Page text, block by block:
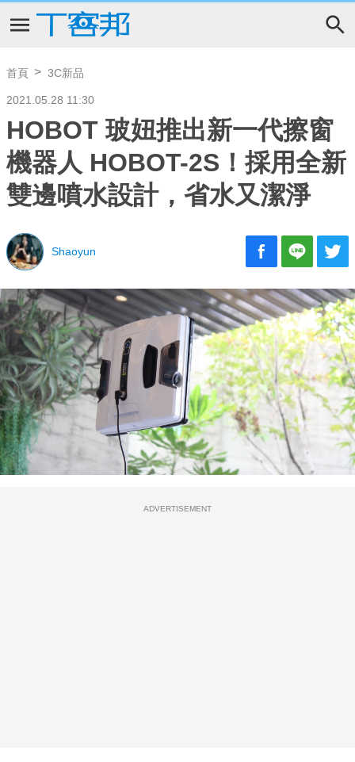
首頁 3C新品
2021.05.28 11:30
HOBOT 玻妞推出新一代擦窗
機器人 HOBOT-2S！採用全新
雙邊噴水設計，省水又潔淨
Shaoyun
ADVERTISEMENT